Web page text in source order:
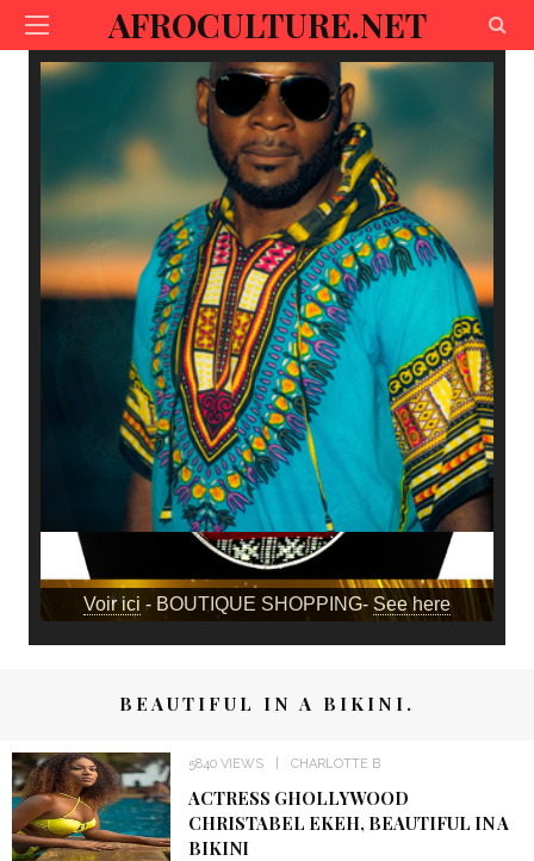
AFROCULTURE.NET
Voir ici - BOUTIQUE SHOPPING- See here
BEAUTIFUL IN A BIKINI.
5840 VIEWS CHARLOTTE B
ACTRESS GHOLLYWOOD
CHRISTABEL EKEH, BEAUTIFUL IN A
BIKINI